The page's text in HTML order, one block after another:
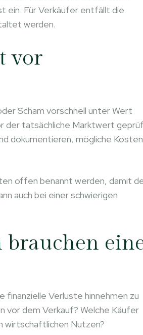
ein. Für Verkäufer entfällt die
werden.
vor
Scham vorschnell unter Wert
der tatsächliche Marktwert
dokumentieren, mögliche Kosten
offen benannt werden, damit
auch bei einer schwierigen
brauchen
Verluste hinnehmen zu
vor dem Verkauf? Welche Käufer
wirtschaftlichen Nutzen?